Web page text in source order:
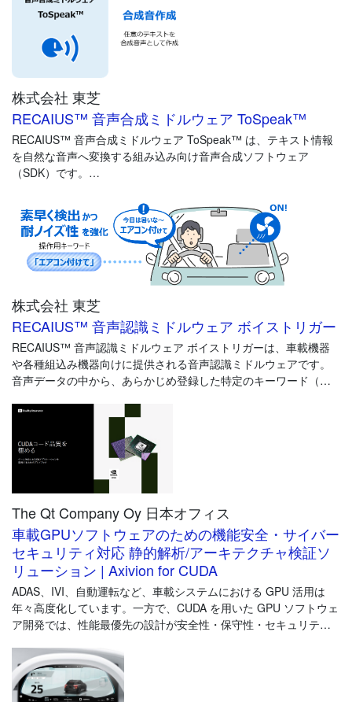
株式会社 東芝
RECAIUS™ 音声合成ミドルウェア ToSpeak™
RECAIUS™ 音声合成ミドルウェア ToSpeak™ は、テキスト情報
を自然な音声へ変換する組み込み向け音声合成ソフトウェア
（SDK）です。
Infotainment）、CDC）、ドライブレコーダなどに組み込むこと
で、各種案内やシステム応答を音声で提供できます。
ToSpeak™はクラウド接続を前提とせず、エンドユーザーが利用
する車載端末や組み込み機器上で直接動作します。
そのため、通信圏外やトンネル内など通信品質が不安定な環境で
も安定した音声サービスを提供でき、低遅延かつ高い可用性を実
現します。
1999年から車載分野で採用されており、カーナビゲーションシス
テムをはじめとする車載機器への豊富な搭載実績を有していま
す。
2024年末時点で累計3,600万台以上の車載機器に搭載され、量産車
載システムで求められる安定性・継続供給・品質要求に対応して
また、ToSpeak™は用途や搭載リソースに応じて複数のラインア
を活用した高音質モデルまで選択可能で、車両グレードやHMI要件
に応じた最適な音声UXを実現できます。
株式会社 東芝
RECAIUS™ 音声認識ミドルウェア ボイストリガー
RECAIUS™ 音声認識ミドルウェア ボイストリガーは、車載機器
や各種組込み機器向けに提供される音声認識ミドルウェアです。
音声データの中から、あらかじめ登録した特定のキーワード（ウ
プリケーションの操作を実現します。お客様製品へ「音声による
て提供され、カーナビゲーションシステム、IVI、デジタルコック
ピット、家電、ゲーム機器など幅広い製品への組込みが可能で
一般的なクラウドで稼働させる音声認識サービスとは異なり、エ
ッジ側の機器上で動作するため、通信環境を必要としません。ト
ンネル内や通信不安定な環境でも安定して利用でき、低遅延で高
い即応性を実現します。音声コマンドやウェイクアップワードに
よるハンズフリー操作を構築する用途に適しています。
ボイストリガーは、DNN（Deep Neural Network）技術を活用した
軽量な音声認識エンジンであり、低メモリ・低計算量ながら高い
検出性能を実現しています。車載用途で求められる耐ノイズ性や
即応性を重視して開発されており、運転中の視線移動を抑えなが
ら音声による安全かつ快適な操作を提供します。
The Qt Company Oy 日本オフィス
車載GPUソフトウェアのための機能安全・サイバー
セキュリティ対応 静的解析/アーキテクチャ検証ソ
リューション | Axivion for CUDA
ADAS、IVI、自動運転など、車載システムにおける GPU 活用は
年々高度化しています。一方で、CUDA を用いた GPU ソフトウェ
ア開発では、性能最優先の設計が安全性・保守性・セキュリティ
Axivion for CUDA は、CUDA C++ を解析対象とした静的コード解
析とアーキテクチャ検証を通じて、ISO 26262 に代表される機能